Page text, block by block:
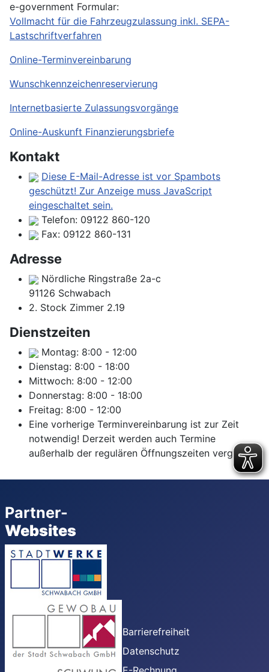
e-government Formular:
Vollmacht für die Fahrzeugzulassung inkl. SEPA-
Lastschriftverfahren
Online-Terminvereinbarung
Wunschkennzeichenreservierung
Internetbasierte Zulassungsvorgänge
Online-Auskunft Finanzierungsbriefe
Kontakt
Diese E-Mail-Adresse ist vor Spambots
geschützt! Zur Anzeige muss JavaScript
eingeschaltet sein.
Telefon: 09122 860-120
Fax: 09122 860-131
Adresse
Nördliche Ringstraße 2a-c
91126 Schwabach
2. Stock Zimmer 2.19
Dienstzeiten
Montag: 8:00 - 12:00
Dienstag: 8:00 - 18:00
Mittwoch: 8:00 - 12:00
Donnerstag: 8:00 - 18:00
Freitag: 8:00 - 12:00
Eine vorherige Terminvereinbarung ist zur Zeit
notwendig! Derzeit werden auch Termine
außerhalb der regulären Öffnungszeiten vergeben.
Partner-
Websites
Barrierefreiheit
Datenschutz